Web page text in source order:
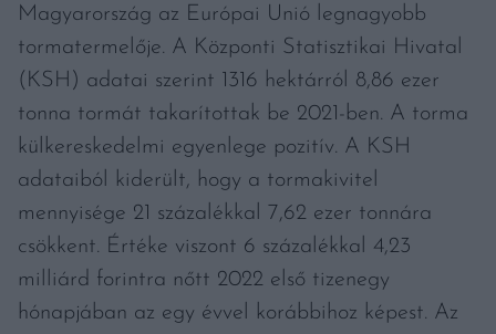
Magyarország az Európai Unió legnagyobb
tormatermelője. A Központi Statisztikai Hivatal
(KSH) adatai szerint 1316 hektárról 8,86 ezer
tonna tormát takarítottak be 2021-ben. A torma
külkereskedelmi egyenlege pozitív. A KSH
adataiból kiderült, hogy a tormakivitel
mennyisége 21 százalékkal 7,62 ezer tonnára
csökkent. Értéke viszont 6 százalékkal 4,23
milliárd forintra nőtt 2022 első tizenegy
hónapjában az egy évvel korábbihoz képest. Az